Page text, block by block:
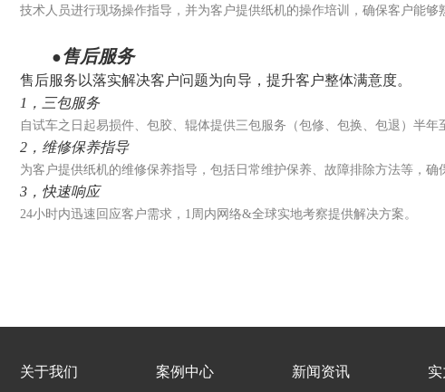
技术人员进行现场操作指导，并为客户提供纸机的操作培训，确保客户能够
●售后服务
售后服务以落实解决客户问题为向导，提升客户整体满意度。
1，三包服务
自试车之日起易损件、包胶、辊体提供三包服务（包修、包换、包退）半年
2，维修保养指导
为客户提供纸机的维修保养指导，包括日常维护保养、故障排除方法等，确
3，快速响应
24小时内迅速回应客户需求，1周内网络&全球实地考察提供解决方案。
关于我们 案例中心 新闻资讯